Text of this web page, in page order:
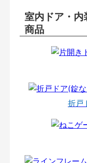
室内ドア・内
商品
折戸